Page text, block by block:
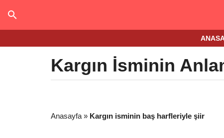
Kargın İsminin
Anasayfa » Kargın isminin baş harfleriyle şiir